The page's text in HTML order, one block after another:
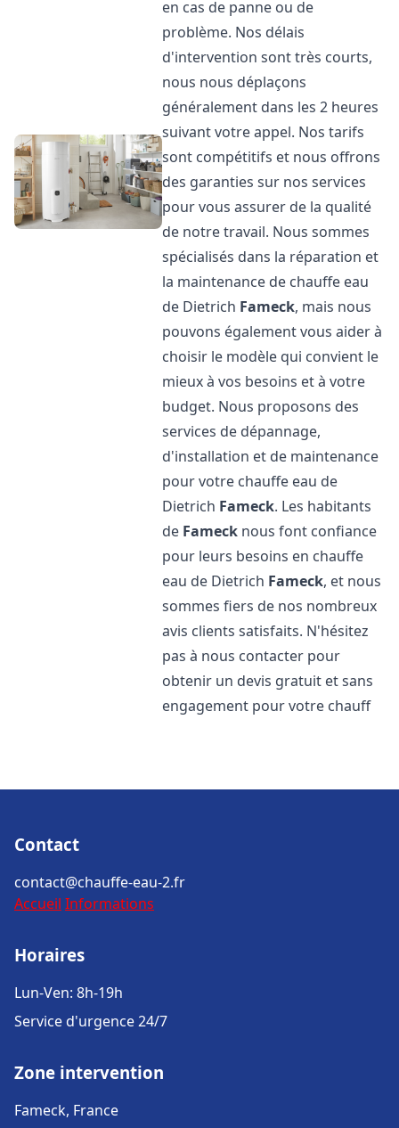
en cas de panne ou de
problème. Nos délais
d'intervention sont très courts,
nous nous déplaçons
généralement dans les 2 heures
suivant votre appel. Nos tarifs
sont compétitifs et nous offrons
des garanties sur nos services
pour vous assurer de la qualité
de notre travail. Nous sommes
spécialisés dans la réparation et
la maintenance de chauffe eau
de Dietrich Fameck, mais nous
pouvons également vous aider à
choisir le modèle qui convient le
mieux à vos besoins et à votre
budget. Nous proposons des
services de dépannage,
d'installation et de maintenance
pour votre chauffe eau de
Dietrich Fameck. Les habitants
de Fameck nous font confiance
pour leurs besoins en chauffe
eau de Dietrich Fameck, et nous
sommes fiers de nos nombreux
avis clients satisfaits. N'hésitez
pas à nous contacter pour
obtenir un devis gratuit et sans
engagement pour votre chauff
Contact
contact@chauffe-eau-2.fr
Accueil Informations
Horaires
Lun-Ven: 8h-19h
Service d'urgence 24/7
Zone intervention
Fameck, France